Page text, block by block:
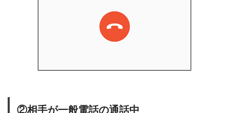
②相手が一般電話の通話中